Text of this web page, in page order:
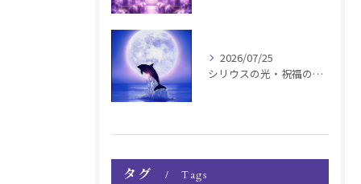
2026/07/25
シリウスの光・祝福の波動チャージ遠隔お知らせ〜銀河新年〜
タグ Tags